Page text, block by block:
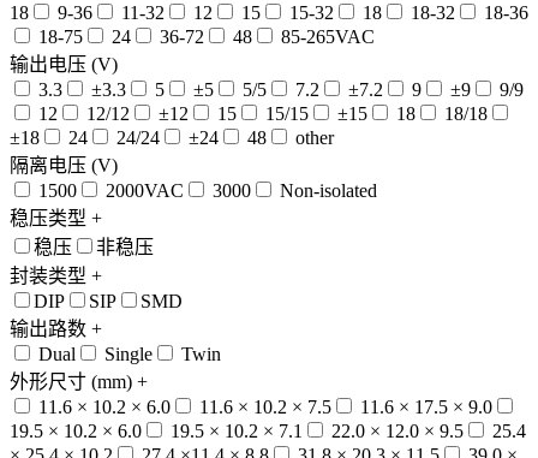
18
9-36 11-32 12 15 15-32 18 18-32
18-36
18-75
24 36-72 48
85-265VAC
输出电压 (V)
3.3
±3.3 5 ±5 5/5 7.2 ±7.2 9 ±9
9/9
12
12/12 ±12 15 15/15 ±15 18
18/18
±18
24 24/24 ±24 48
other
隔离电压 (V)
1500
2000VAC 3000
Non-isolated
稳压类型 +
稳压
非稳压
封装类型 +
DIP
SIP
SMD
输出路数 +
Dual
Single
Twin
外形尺寸 (mm) +
11.6 × 10.2 × 6.0
11.6 × 10.2 × 7.5
11.6 × 17.5 × 9.0
19.5 × 10.2 × 6.0
19.5 × 10.2 × 7.1 22.0 × 12.0 × 9.5
25.4